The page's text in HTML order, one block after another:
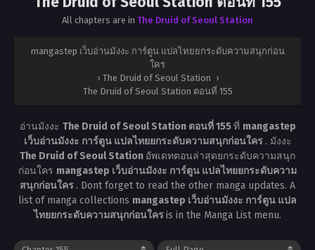
All chapters are in The Druid of Seoul Station
mangastep เว็บอ่านมังงะ การ์ตูน แปลไทยยกระดับความสนุกก่อน
ใคร
› The Druid of Seoul Station ›
The Druid of Seoul Station ตอนที่ 155
อ่านมังงะ The Druid of Seoul Station ตอนที่ 155ที่ mangastep
เว็บอ่านมังงะ การ์ตูน แปลไทยยกระดับความสนุกก่อนใคร . มังงะ
The Druid of Seoul Station อัพเดทตอนล่าสุดยกระดับความสนุก
ก่อนใคร mangastep เว็บอ่านมังงะ การ์ตูน แปลไทยยกระดับความ
สนุกก่อนใคร . Dont forget to read the other manga updates. A
list of manga collections mangastep เว็บอ่านมังงะ การ์ตูน แปล
ไทยยกระดับความสนุกก่อนใครis in the Manga List menu.